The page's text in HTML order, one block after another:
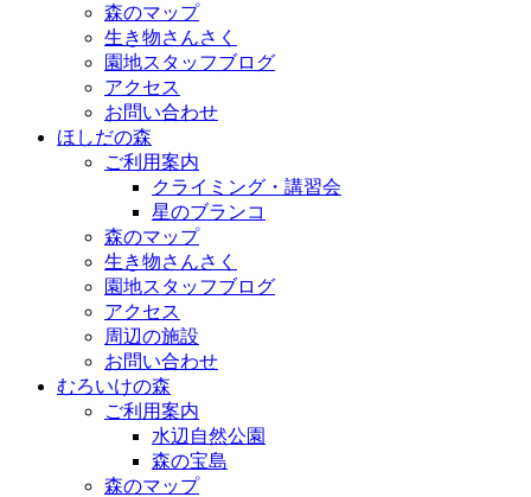
森のマップ
生き物さんさく
園地スタッフブログ
アクセス
お問い合わせ
ほしだの森
ご利用案内
クライミング・講習会
星のブランコ
森のマップ
生き物さんさく
園地スタッフブログ
アクセス
周辺の施設
お問い合わせ
むろいけの森
ご利用案内
水辺自然公園
森の宝島
森のマップ